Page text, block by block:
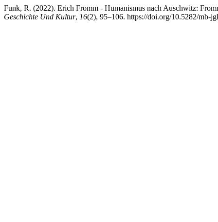
Funk, R. (2022). Erich Fromm - Humanismus nach Auschwitz:
Geschichte Und Kultur, 16(2), 95–106. https://doi.org/10.5282/mb-